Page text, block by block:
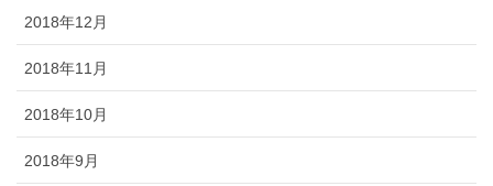
2018年12月
2018年11月
2018年10月
2018年9月